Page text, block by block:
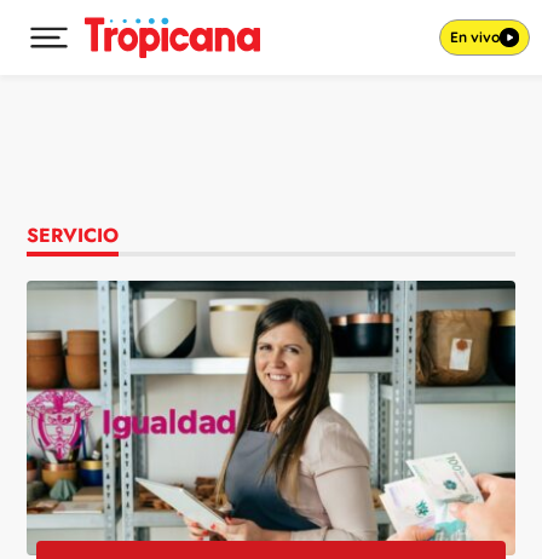
Desplegar menú principal En vivo
SERVICIO